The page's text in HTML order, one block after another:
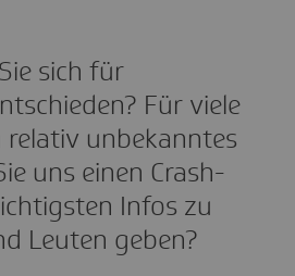
sich für
Für viele
relativ unbekanntes
uns einen Crash-
Infos zu
Leuten geben?